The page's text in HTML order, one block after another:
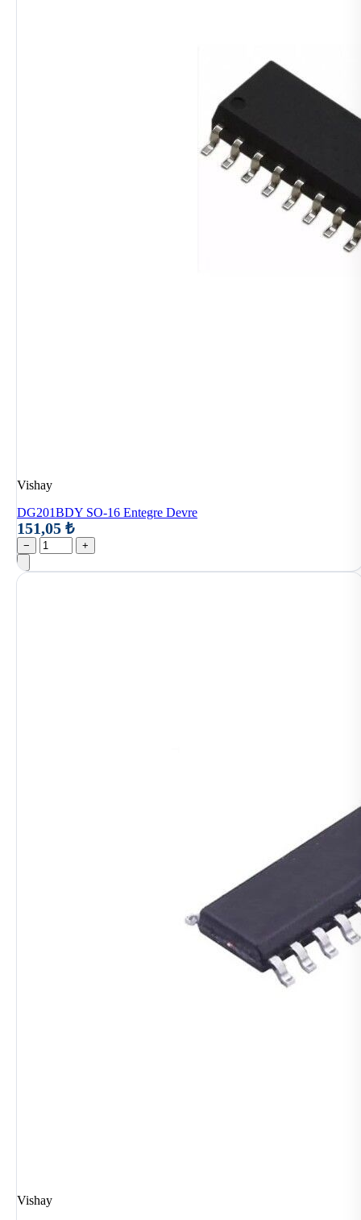
Vishay
DG201BDY SO-16 Entegre Devre
151,05 ₺
− +
Vishay